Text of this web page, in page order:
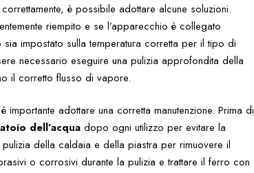
è possibile adottare alcune soluzioni.
riempito e se l’apparecchio è collegato
impostato sulla temperatura corretta per il tipo di
necessario eseguire una pulizia approfondita della
il corretto flusso di vapore.
adottare una corretta manutenzione. Prima di
dell’acqua dopo ogni utilizzo per evitare la
della caldaia e della piastra per rimuovere il
o corrosivi durante la pulizia e trattare il ferro con